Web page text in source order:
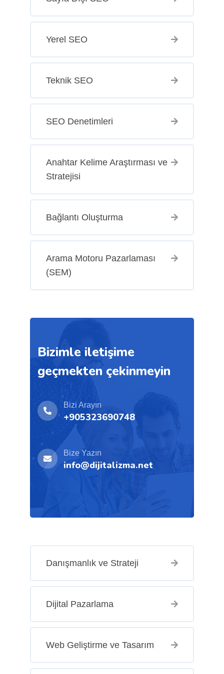
Yerel SEO
Teknik SEO
SEO Denetimleri
Anahtar Kelime Araştırması ve
Stratejisi
Bağlantı Oluşturma
Arama Motoru Pazarlaması
(SEM)
Bizimle iletişime
geçmekten çekinmeyin
Bizi Arayın
+905323690748
Bize Yazın
info@dijitalizma.net
Danışmanlık ve Strateji
Dijital Pazarlama
Web Geliştirme ve Tasarım